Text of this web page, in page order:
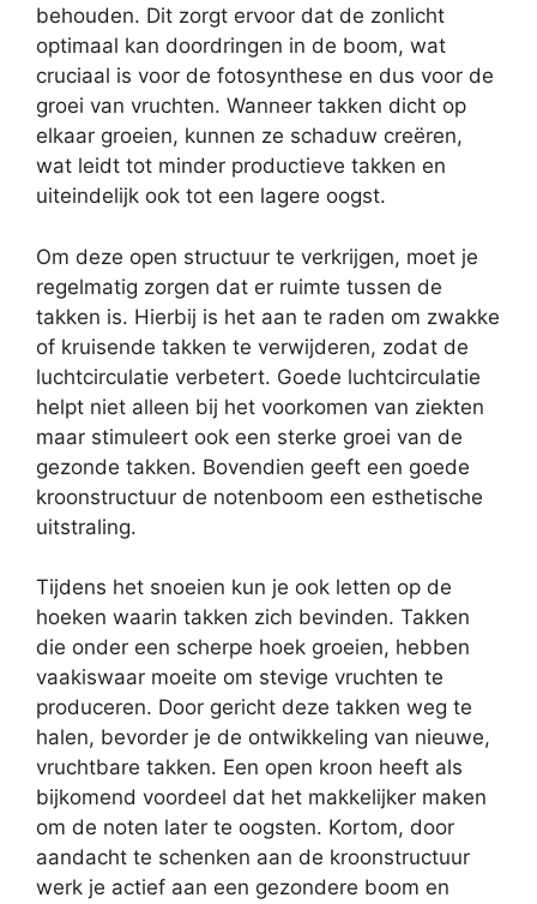
behouden. Dit zorgt ervoor dat de zonlicht
optimaal kan doordringen in de boom, wat
cruciaal is voor de fotosynthese en dus voor de
groei van vruchten. Wanneer takken dicht op
elkaar groeien, kunnen ze schaduw creëren,
wat leidt tot minder productieve takken en
uiteindelijk ook tot een lagere oogst.
Om deze open structuur te verkrijgen, moet je
regelmatig zorgen dat er ruimte tussen de
takken is. Hierbij is het aan te raden om zwakke
of kruisende takken te verwijderen, zodat de
luchtcirculatie verbetert. Goede luchtcirculatie
helpt niet alleen bij het voorkomen van ziekten
maar stimuleert ook een sterke groei van de
gezonde takken. Bovendien geeft een goede
kroonstructuur de notenboom een esthetische
uitstraling.
Tijdens het snoeien kun je ook letten op de
hoeken waarin takken zich bevinden. Takken
die onder een scherpe hoek groeien, hebben
vaakiswaar moeite om stevige vruchten te
produceren. Door gericht deze takken weg te
halen, bevorder je de ontwikkeling van nieuwe,
vruchtbare takken. Een open kroon heeft als
bijkomend voordeel dat het makkelijker maken
om de noten later te oogsten. Kortom, door
aandacht te schenken aan de kroonstructuur
werk je actief aan een gezondere boom en